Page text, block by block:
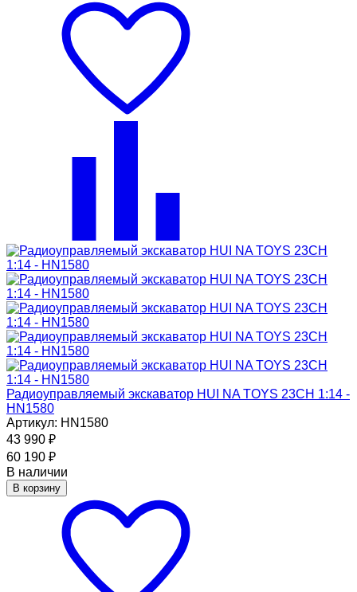
Радиоуправляемый экскаватор HUI NA TOYS 23CH 1:14 -
HN1580
Артикул: HN1580
43 990 ₽
60 190 ₽
В наличии
В корзину